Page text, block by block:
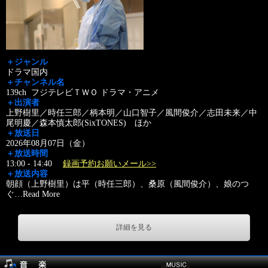
＋ジャンル
ドラマ国内
＋チャンネル名
139ch フジテレビＴＷＯ ドラマ・アニメ
＋出演者
上野樹里／時任三郎／柄本明／山口智子／風間俊介／志田未来／中
尾明慶／森本慎太郎(SixTONES) ほか
＋放送日
2026年08月07日（金）
＋放送時間
13:00 - 14:40 録画予約お願いメール>>
＋放送内容
朝顔（上野樹里）は平（時任三郎）、桑原（風間俊介）、娘のつ
ぐ…Read More
詳細を見る